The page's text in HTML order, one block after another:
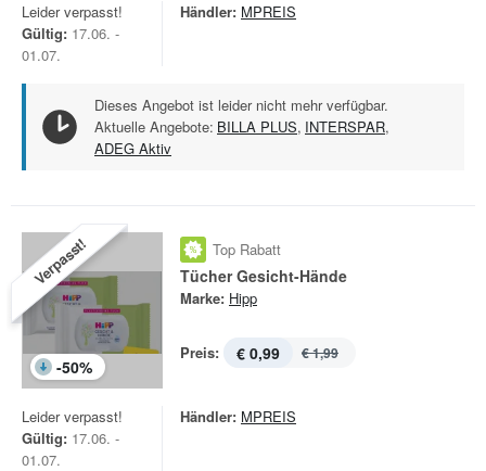
Leider verpasst!
Gültig: 17.06. -
01.07.
Händler: MPREIS
Dieses Angebot ist leider nicht mehr verfügbar.
Aktuelle Angebote: BILLA PLUS, INTERSPAR,
ADEG Aktiv
Verpasst!
-50%
Top Rabatt
Tücher Gesicht-Hände
Marke: Hipp
Preis: € 0,99 € 1,99
Leider verpasst!
Gültig: 17.06. -
01.07.
Händler: MPREIS